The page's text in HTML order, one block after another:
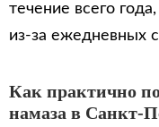
течение всего
из-за ежедневных
Как практично
намаза в Санкт-